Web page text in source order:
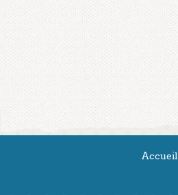
Accueil